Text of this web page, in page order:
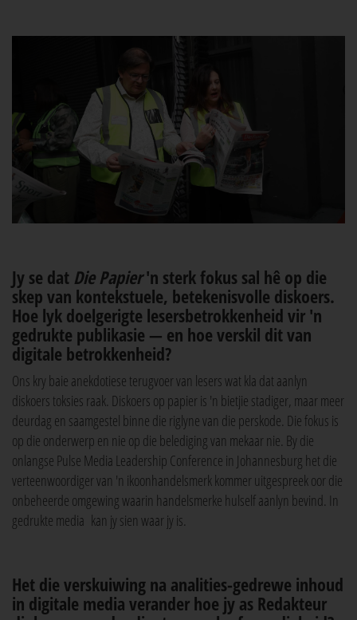
Jy se dat Die Papier'n sterk fokus sal hê op die
skep van kontekstuele, betekenisvolle diskoers.
Hoe lyk doelgerigte lesersbetrokkenheid vir 'n
gedrukte publikasie — en hoe verskil dit van
digitale betrokkenheid?
Ons kry baie anekdotiese terugvoer van lesers wat kla dat aanlyn
diskoers toksies raak. Diskoers op papier is 'n bietjie stadiger, maar meer
deurdag en saamgestel binne die riglyne van die perskode. Die fokus is
op die onderwerp en nie op die belediging van mekaar nie. By die
onlangse Pulse Media Leadership Conference in Johannesburg het die
verteenwoordiger van 'n ikoonhandelsmerk kommer uitgespreek oor die
onbeheerde omgewing waarin handelsmerke hulself aanlyn bevind. In
gedrukte media kan jy sien waar jy is.
Het die verskuiwing na analities-gedrewe inhoud
in digitale media verander hoe jy as Redakteur